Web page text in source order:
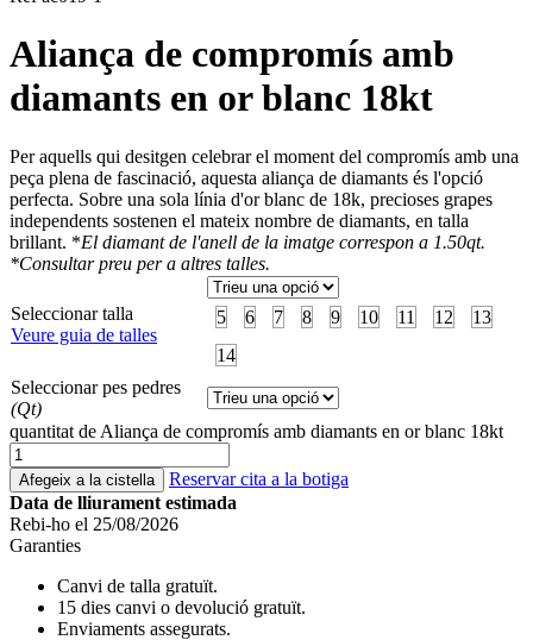
Aliança de compromís amb
diamants en or blanc 18kt
Per aquells qui desitgen celebrar el moment del compromís amb una
peça plena de fascinació, aquesta aliança de diamants és l'opció
perfecta. Sobre una sola línia d'or blanc de 18k, precioses grapes
independents sostenen el mateix nombre de diamants, en talla
brillant. *El diamant de l'anell de la imatge correspon a 1.50qt.
*Consultar preu per a altres talles.
Seleccionar talla
Veure guia de talles
5 6 7 8 9 10 11 12
13
14
Seleccionar pes pedres
(Qt)
quantitat de Aliança de compromís amb diamants en or blanc 18kt
Afegeix a la cistella
Reservar cita a la botiga
Data de lliurament estimada
Rebi-ho el 25/08/2026
Garanties
Canvi de talla gratuït.
15 dies canvi o devolució gratuït.
Enviaments assegurats.